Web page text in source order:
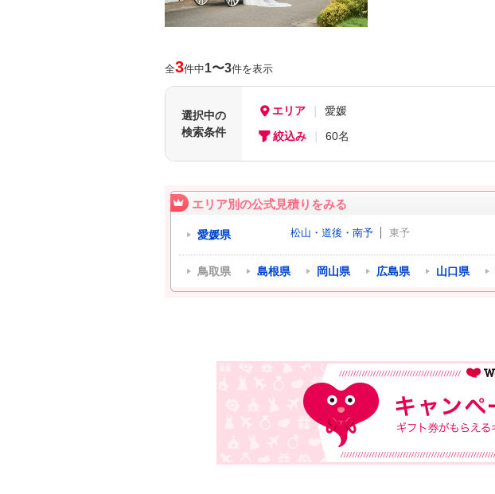
全3件中1〜3件を表示
選択中の
検索条件
エリア
愛媛
絞込み
60名
エリア別の公式見積りをみる
愛媛県 松山・道後・南予 東予
鳥取県 島根県 岡山県 広島県 山口県